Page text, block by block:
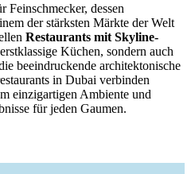
Feinschmecker, dessen
der stärksten Märkte der Welt
Restaurants mit Skyline-
Küchen, sondern auch
beeindruckende architektonische
in Dubai verbinden
einzigartigen Ambiente und
für jeden Gaumen.